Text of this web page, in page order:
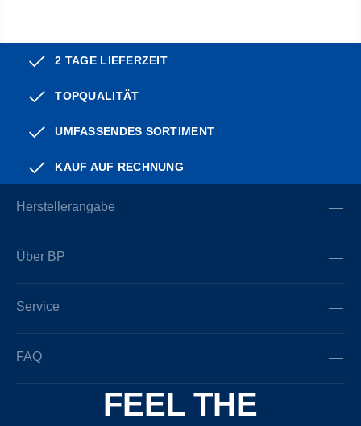
2 TAGE LIEFERZEIT
TOPQUALITÄT
UMFASSENDES SORTIMENT
KAUF AUF RECHNUNG
Herstellerangabe
Über BP
Service
FAQ
FEEL THE